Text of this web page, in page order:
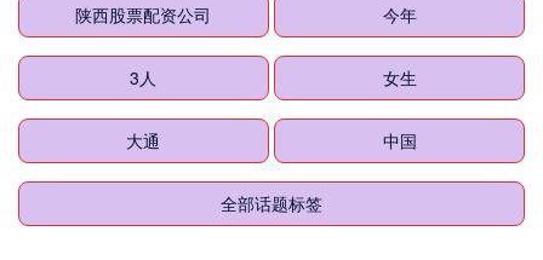
陕西股票配资公司 今年
3人 女生
大通 中国
全部话题标签